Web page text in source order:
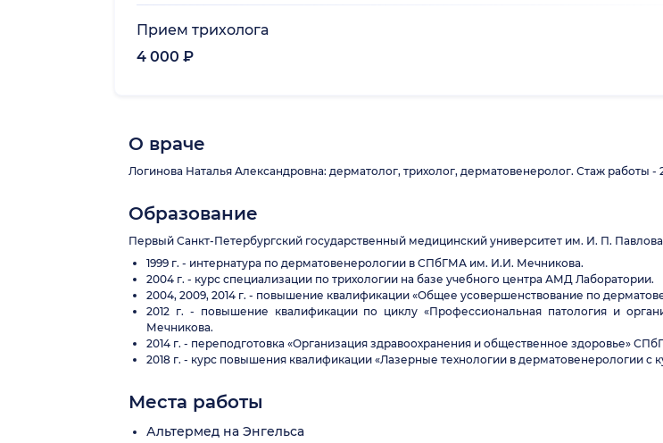
Прием трихолога
4 000 ₽
О враче
Логинова Наталья Александровна: дерматолог, трихолог, дерматовенеролог. Стаж работы -
Образование
Первый Санкт-Петербургский государственный медицинский университет им. И. П. Павлова
1999 г. - интернатура по дерматовенерологии в СПбГМА им. И.И. Мечникова.
2004 г. - курс специализации по трихологии на базе учебного центра АМД Лаборатории.
2004, 2009, 2014 г. - повышение квалификации «Общее усовершенствование по
2012 г. - повышение квалификации по циклу «Профессиональная патология и
Мечникова.
2014 г. - переподготовка «Организация здравоохранения и общественное здоровье»
2018 г. - курс повышения квалификации «Лазерные технологии в дерматовенерологии с
Места работы
Альтермед на Энгельса